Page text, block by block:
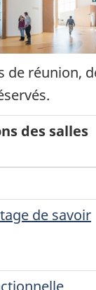
de réunion,
des salles
de savoir